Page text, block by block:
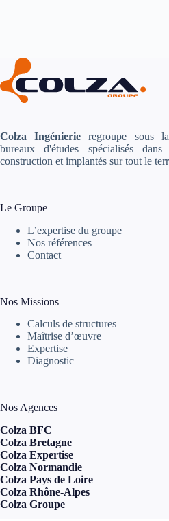
Colza Ingénierie regroupe sous
bureaux d'études spécialisés
construction et implantés sur tout le
Le Groupe
L’expertise du groupe
Nos références
Contact
Nos Missions
Calculs de structures
Maîtrise d’œuvre
Expertise
Diagnostic
Nos Agences
Colza BFC
Colza Bretagne
Colza Expertise
Colza Normandie
Colza Pays de Loire
Colza Rhône-Alpes
Colza Groupe